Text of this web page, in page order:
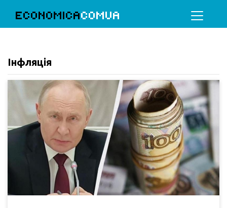
ECONOMICACOMUA
Інфляція